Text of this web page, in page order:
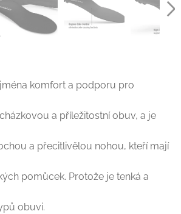
komfort a podporu pro
a příležitostní obuv, a je
a přecitlivělou nohou, kteří mají
pomůcek. Protože je tenká a
obuvi.